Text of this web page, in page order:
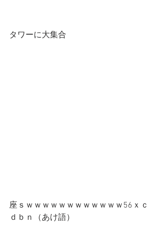
タワーに大集合
座ｓｗｗｗｗｗｗｗｗｗｗｗｗ56ｘｃ
ｄｂｎ（あけ語）